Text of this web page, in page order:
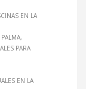
EN LA
PARA
EN LA